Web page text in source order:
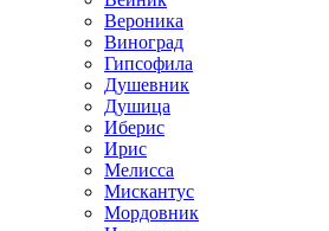
Вероника
Виноград
Гипсофила
Душевник
Душица
Иберис
Ирис
Мелисса
Мискантус
Мордовник